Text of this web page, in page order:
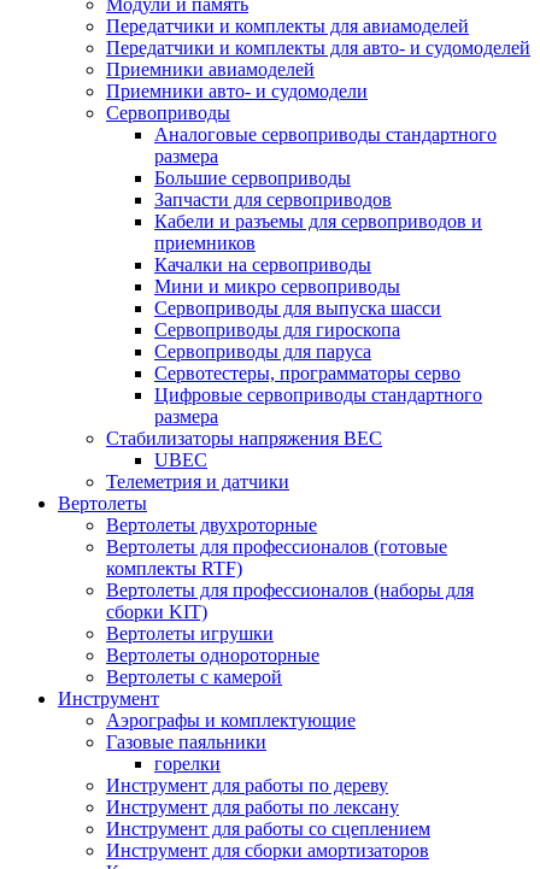
Модули и память
Передатчики и комплекты для авиамоделей
Передатчики и комплекты для авто- и судомоделей
Приемники авиамоделей
Приемники авто- и судомодели
Сервоприводы
Аналоговые сервоприводы стандартного
размера
Большие сервоприводы
Запчасти для сервоприводов
Кабели и разъемы для сервоприводов и
приемников
Качалки на сервоприводы
Мини и микро сервоприводы
Сервоприводы для выпуска шасси
Сервоприводы для гироскопа
Сервоприводы для паруса
Сервотестеры, программаторы серво
Цифровые сервоприводы стандартного
размера
Стабилизаторы напряжения BEC
UBEC
Телеметрия и датчики
Вертолеты
Вертолеты двухроторные
Вертолеты для профессионалов (готовые
комплекты RTF)
Вертолеты для профессионалов (наборы для
сборки KIT)
Вертолеты игрушки
Вертолеты однороторные
Вертолеты с камерой
Инструмент
Аэрографы и комплектующие
Газовые паяльники
горелки
Инструмент для работы по дереву
Инструмент для работы по лексану
Инструмент для работы со сцеплением
Инструмент для сборки амортизаторов